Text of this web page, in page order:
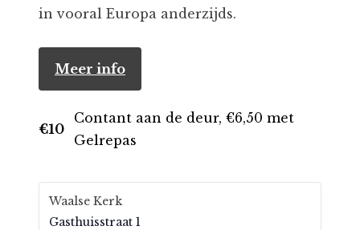
in vooral Europa anderzijds.
Meer info
€10
Contant aan de deur, €6,50 met
Gelrepas
Waalse Kerk
Gasthuisstraat 1